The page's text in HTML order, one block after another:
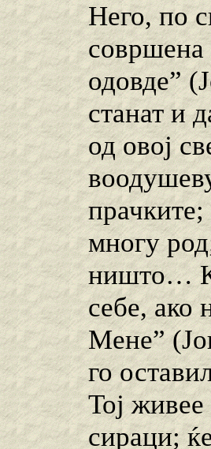
Него, по
совршена
одовде”
станат и
од овој
многу
ништо…
себе, ако
Мене”
го
Тој
сираци;